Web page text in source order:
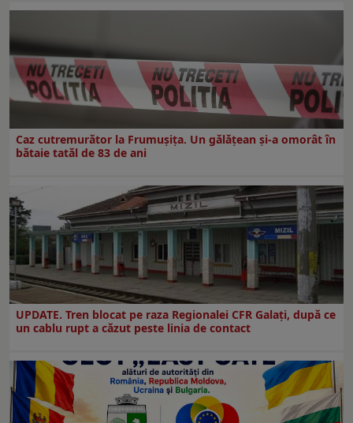
Caz cutremurător la Frumușița. Un gălățean și-a omorât în
bătaie tatăl de 83 de ani
UPDATE. Tren blocat pe raza Regionalei CFR Galați, după ce
un cablu rupt a căzut peste linia de contact